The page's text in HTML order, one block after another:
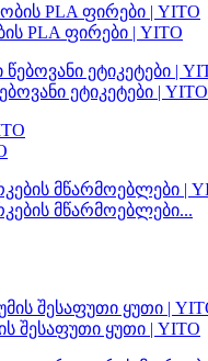
PLA ფირები | YITO
ეტიკეტები | YITO
მწარმოებლები...
შესაფუთი ყუთი | YITO